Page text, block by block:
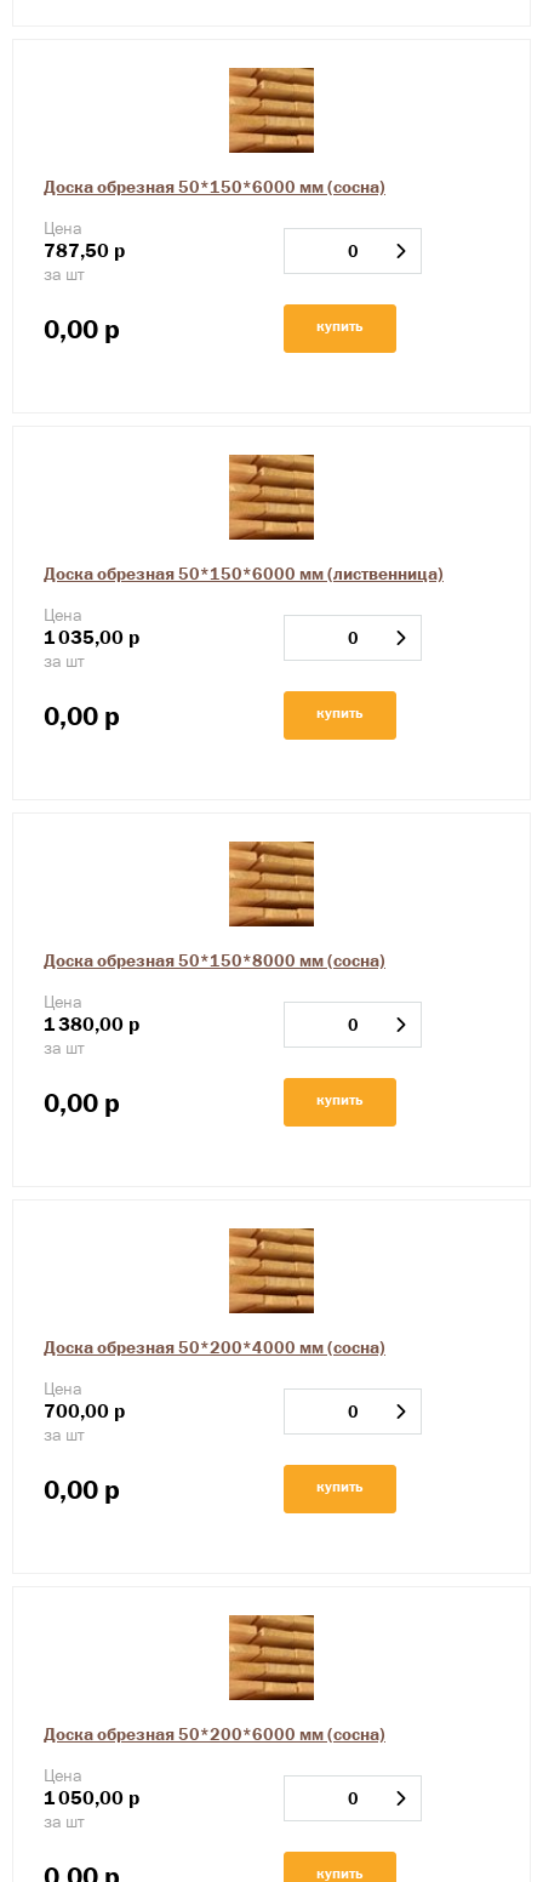
Доска обрезная 50*150*6000 мм (сосна)
Цена
787,50 р
за шт
0,00 р купить
Доска обрезная 50*150*6000 мм (лиственница)
Цена
1035,00 р
за шт
0,00 р купить
Доска обрезная 50*150*8000 мм (сосна)
Цена
1380,00 р
за шт
0,00 р купить
Доска обрезная 50*200*4000 мм (сосна)
Цена
700,00 р
за шт
0,00 р купить
Доска обрезная 50*200*6000 мм (сосна)
Цена
1050,00 р
за шт
0,00 р купить